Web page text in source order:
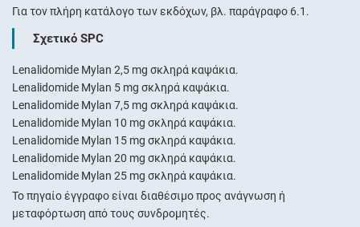
Για τον πλήρη κατάλογο των εκδόχων, βλ. παράγραφο 6.1.
Σχετικό SPC
Lenalidomide Mylan 2,5 mg σκληρά καψάκια.
Lenalidomide Mylan 5 mg σκληρά καψάκια.
Lenalidomide Mylan 7,5 mg σκληρά καψάκια.
Lenalidomide Mylan 10 mg σκληρά καψάκια.
Lenalidomide Mylan 15 mg σκληρά καψάκια.
Lenalidomide Mylan 20 mg σκληρά καψάκια.
Lenalidomide Mylan 25 mg σκληρά καψάκια.
Το πηγαίο έγγραφο είναι διαθέσιμο προς ανάγνωση ή
μεταφόρτωση από τους συνδρομητές.